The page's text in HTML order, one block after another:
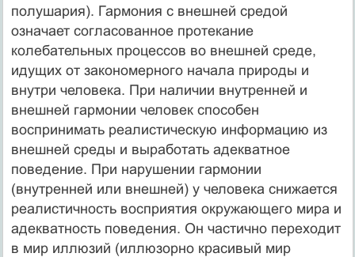
полушария). Гармония с внешней средой
означает согласованное протекание
колебательных процессов во внешней среде,
идущих от закономерного начала природы и
внутри человека. При наличии внутренней и
внешней гармонии человек способен
воспринимать реалистическую информацию из
внешней среды и выработать адекватное
поведение. При нарушении гармонии
(внутренней или внешней) у человека снижается
реалистичность восприятия окружающего мира и
адекватность поведения. Он частично переходит
в мир иллюзий (иллюзорно красивый мир